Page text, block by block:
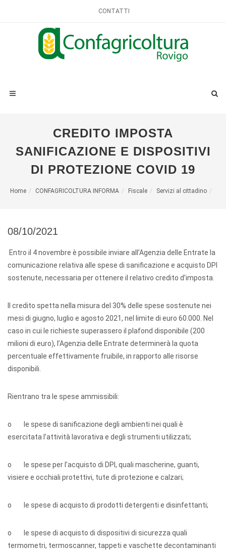
CONTATTI
CREDITO IMPOSTA
SANIFICAZIONE E DISPOSITIVI
DI PROTEZIONE COVID 19
Home CONFAGRICOLTURA INFORMA Fiscale Servizi al cittadino
08/10/2021
Entro il 4 novembre è possibile inviare all’Agenzia delle Entrate la
comunicazione relativa alle spese di sanificazione e acquisto DPI
sostenute, necessaria per ottenere il relativo credito d’imposta.
Il credito spetta nella misura del 30% delle spese sostenute nei
mesi di giugno, luglio e agosto 2021, nel limite di euro 60.000. Nel
caso in cui le richieste superassero il plafond disponibile (200
milioni di euro), l’Agenzia delle Entrate determinerà la quota
percentuale effettivamente fruibile, in rapporto alle risorse
disponibili.
Rientrano tra le spese ammissibili:
o le spese di sanificazione degli ambienti nei quali è
esercitata l’attività lavorativa e degli strumenti utilizzati;
o le spese per l’acquisto di DPI, quali mascherine, guanti,
visiere e occhiali protettivi, tute di protezione e calzari;
o le spese di acquisto di prodotti detergenti e disinfettanti;
o le spese di acquisto di dispositivi di sicurezza quali
termometri, termoscanner, tappeti e vaschette decontaminanti